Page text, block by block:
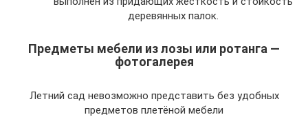
деревянных палок.
Предметы мебели из лозы или ротанга —
фотогалерея
Летний сад невозможно представить без удобных
предметов плетёной мебели